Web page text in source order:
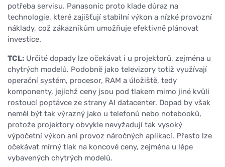
potřeba servisu. Panasonic proto klade důraz na
technologie, které zajišťují stabilní výkon a nízké provozní
náklady, což zákazníkům umožňuje efektivně plánovat
investice.
TCL: Určité dopady lze očekávat i u projektorů, zejména u
chytrých modelů. Podobně jako televizory totiž využívají
operační systém, procesor, RAM a úložiště, tedy
komponenty, jejichž ceny jsou pod tlakem mimo jiné kvůli
rostoucí poptávce ze strany AI datacenter. Dopad by však
neměl být tak výrazný jako u telefonů nebo notebooků,
protože projektory obvykle nevyžadují tak vysoký
výpočetní výkon ani provoz náročných aplikací. Přesto lze
očekávat mírný tlak na koncové ceny, zejména u lépe
vybavených chytrých modelů.